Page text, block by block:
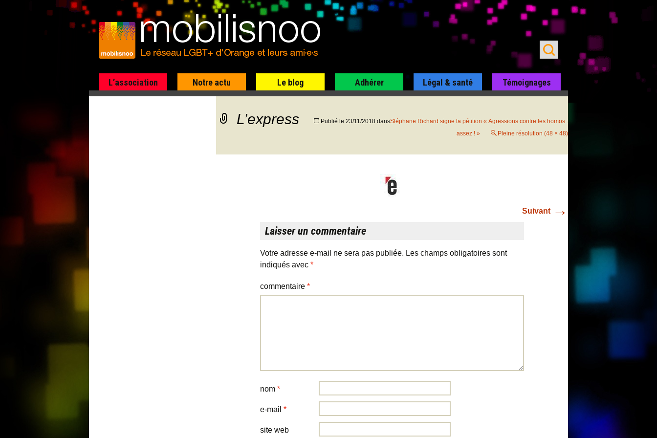
L’association Notre actu Le blog Adhérer Légal & santé Témoignages
L’express Publié le 23/11/2018 dansStéphane Richard signe la pétition « Agressions contre les homos :
assez ! »
Pleine résolution (48 × 48)
Suivant →
Laisser un commentaire
Votre adresse e-mail ne sera pas publiée. Les champs obligatoires sont
indiqués avec *
commentaire *
nom *
e-mail *
site web